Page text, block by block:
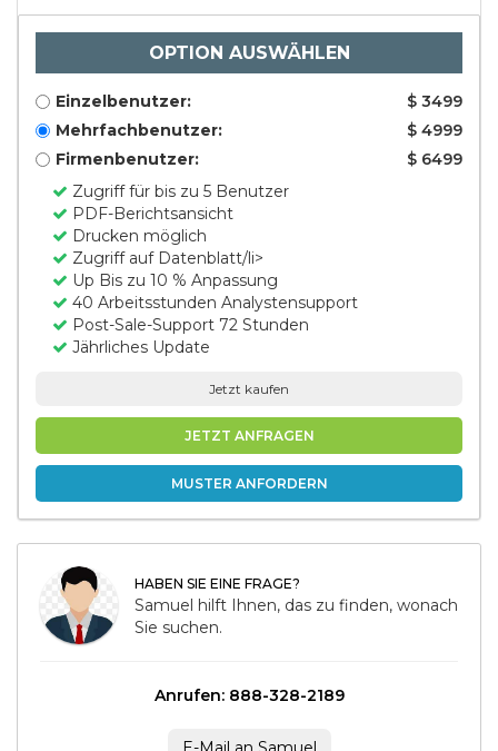
OPTION AUSWÄHLEN
Einzelbenutzer:
$ 3499
Mehrfachbenutzer:
$ 4999
Firmenbenutzer:
$ 6499
Zugriff für bis zu 5 Benutzer
PDF-Berichtsansicht
Drucken möglich
Zugriff auf Datenblatt/li>
Up Bis zu 10 % Anpassung
40 Arbeitsstunden Analystensupport
Post-Sale-Support 72 Stunden
Jährliches Update
Jetzt kaufen
JETZT ANFRAGEN
MUSTER ANFORDERN
HABEN SIE EINE FRAGE?
Samuel hilft Ihnen, das zu finden, wonach
Sie suchen.
Anrufen: 888-328-2189